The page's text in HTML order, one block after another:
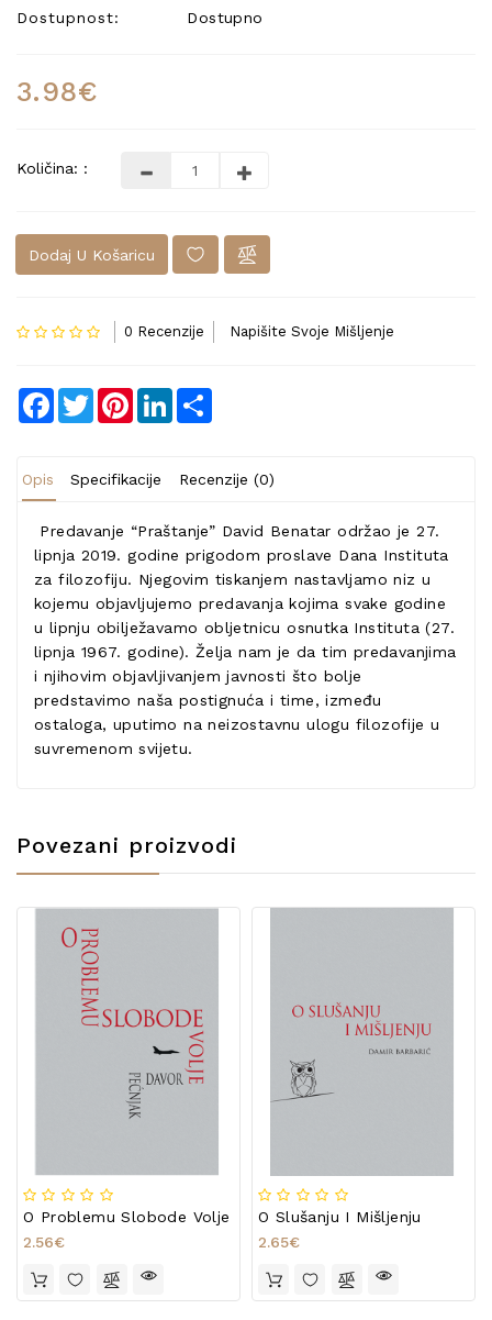
Dostupnost:
Dostupno
3.98€
Količina: :
Dodaj U Košaricu
0 Recenzije Napišite Svoje Mišljenje
Facebook
TwitterPinterestLinkedIn
Opis Specifikacije Recenzije (0)
Predavanje “Praštanje” David Benatar održao je 27.
lipnja 2019. godine prigodom proslave Dana Instituta
za filozofiju. Njegovim tiskanjem nastavljamo niz u
kojemu objavljujemo predavanja kojima svake godine
u lipnju obilježavamo obljetnicu osnutka Instituta (27.
lipnja 1967. godine). Želja nam je da tim predavanjima
i njihovim objavljivanjem javnosti što bolje
predstavimo naša postignuća i time, između
ostaloga, uputimo na neizostavnu ulogu filozofije u
suvremenom svijetu.
Povezani proizvodi
O Problemu Slobode Volje
2.56€
O Slušanju I Mišljenju
2.65€